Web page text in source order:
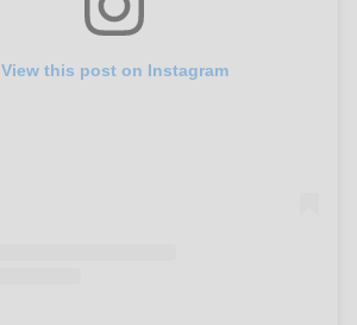
View this post on Instagram